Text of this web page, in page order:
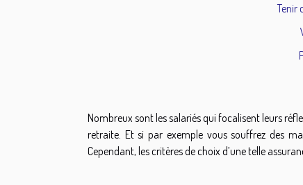
Tenir
Nombreux sont les salariés qui focalisent leurs
retraite. Et si par exemple vous souffrez des
Cependant, les critères de choix d’une telle